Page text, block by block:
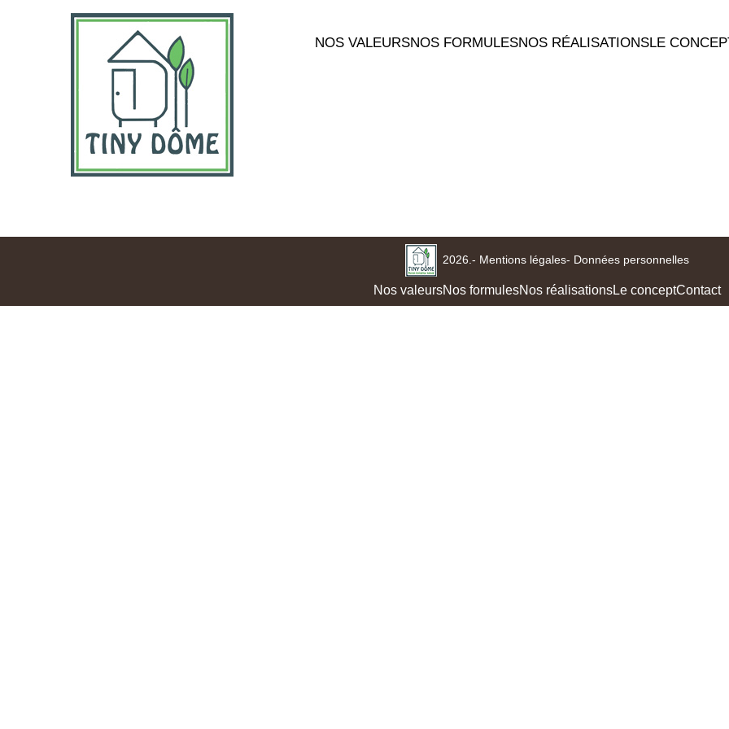
NOS VALEURSNOS FORMULESNOS RÉALISATIONSLE
Image 2
2026.- Mentions légales- Données personnelles
Nos valeursNos formulesNos réalisationsLe conceptContact